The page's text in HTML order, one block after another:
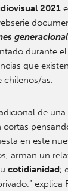
2021
durante
que
chilenos/as.
de una
en este
arman un
cotidianidad;
explica